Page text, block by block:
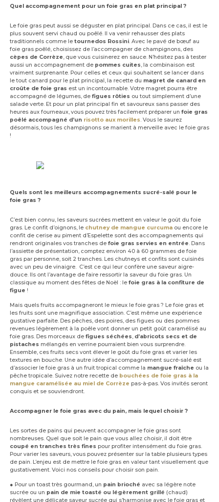
Quel accompagnement pour un foie gras en plat principal ?
Le foie gras peut aussi se déguster en plat principal. Dans ce cas, il est le
plus souvent servi chaud ou poêlé. Il va venir rehausser des plats
traditionnels comme le tournedos Rossini. Avec le pavé de bœuf au
foie gras poêlé, choisissez de l’accompagner de champignons, des
cèpes de Corrèze, que vous cuisinerez en sauce. N’hésitez pas à tester
aussi un accompagnement de pommes cuites, la combinaison est
vraiment surprenante. Pour celles et ceux qui souhaitent se lancer dans
le tout canard pour le plat principal, la recette du magret de canard en
croûte de foie gras est un incontournable. Votre magret pourra être
accompagné de légumes, de figues rôties ou tout simplement d’une
salade verte. Et pour un plat principal fin et savoureux sans passer des
heures aux fourneaux, vous pouvez très facilement préparer un foie gras
poêlé accompagné d’un risotto aux morilles. Vous le saurez
désormais, tous les champignons se marient à merveille avec le foie gras
!
Quels sont les meilleurs accompagnements sucré-salé pour le
foie gras ?
C’est bien connu, les saveurs sucrées mettent en valeur le goût du foie
gras. Le confit d’oignons, le chutney de mangue curcuma ou encore le
confit de cerise au piment d’Espelette sont des accompagnements qui
rendront originales vos tranches de foie gras servies en entrée. Dans
l’assiette de présentation, comptez environ 40 à 60 grammes de foie
gras par personne, soit 2 tranches. Les chutneys et confits sont cuisinés
avec un peu de vinaigre. C’est ce qui leur confère une saveur aigre-
douce. Ils ont l’avantage de faire ressortir la saveur du foie gras. Un
classique au moment des fêtes de Noël : le foie gras à la confiture de
figue !
Mais quels fruits accompagneront le mieux le foie gras ? Le foie gras et
les fruits sont une magnifique association. C’est même une expérience
gustative parfaite. Des pêches, des poires, des figues ou des pommes
revenues légèrement à la poêle vont donner un petit goût caramélisé au
foie gras. Des morceaux de figues séchées, d’abricots secs et de
pistaches mélangés en verrine pourraient bien vous surprendre.
Ensemble, ces fruits secs vont élever le goût du foie gras et varier les
textures en bouche. Une autre idée d’accompagnement sucré-salé est
d’associer le foie gras à un fruit tropical comme la mangue fraîche ou la
pêche tropicale. Suivez notre recette de bouchées de foie gras à la
mangue caramélisée au miel de Corrèze pas-à-pas. Vos invités seront
conquis et se souviendront.
Accompagner le foie gras avec du pain, mais lequel choisir ?
Les sortes de pains qui peuvent accompagner le foie gras sont
nombreuses. Quel que soit le pain que vous allez choisir, il doit être
coupé en tranches très fines pour profiter intensément du foie gras.
Pour varier les saveurs, vous pouvez présenter sur la table plusieurs types
de pain. L’enjeu est de mettre le foie gras en valeur tant visuellement que
gustativement. Voici nos conseils pour choisir son pain.
● Pour un toast très gourmand, un pain brioché avec sa légère note
sucrée ou un pain de mie toasté ou légèrement grillé (chaud)
révèlent une délicate saveur sucrée qui s’harmonise avec le foie gras et